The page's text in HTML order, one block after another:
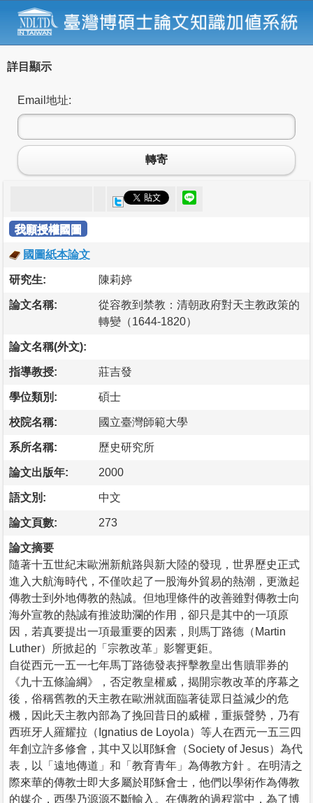
詳目顯示
Email地址:
轉寄
我願授權國圖
國圖紙本論文
研究生: 陳莉婷
論文名稱:
從容教到禁教：清朝政府對天主教政策的
轉變（1644-1820）
論文名稱(外文):
指導教授: 莊吉發
學位類別: 碩士
校院名稱: 國立臺灣師範大學
系所名稱: 歷史研究所
論文出版年: 2000
語文別: 中文
論文頁數: 273
論文摘要
隨著十五世紀末歐洲新航路與新大陸的發現，世界歷史正式
進入大航海時代，不僅吹起了一股海外貿易的熱潮，更激起
傳教士到外地傳教的熱誠。但地理條件的改善雖對傳教士向
海外宣教的熱誠有推波助瀾的作用，卻只是其中的一項原
因，若真要提出一項最重要的因素，則馬丁路德（Martin
Luther）所掀起的「宗教改革」影響更鉅。
自從西元一五一七年馬丁路德發表抨擊教皇出售贖罪券的
《九十五條論綱》，否定教皇權威，揭開宗教改革的序幕之
後，俗稱舊教的天主教在歐洲就面臨著徒眾日益減少的危
機，因此天主教內部為了挽回昔日的威權，重振聲勢，乃有
西班牙人羅耀拉（Ignatius de Loyola）等人在西元一五三四
年創立許多修會，其中又以耶穌會（Society of Jesus）為代
表，以「遠地傳道」和「教育青年」為傳教方針 。在明清之
際來華的傳教士即大多屬於耶穌會士，他們以學術作為傳教
的媒介，西學乃源源不斷輸入。在傳教的過程當中，為了博